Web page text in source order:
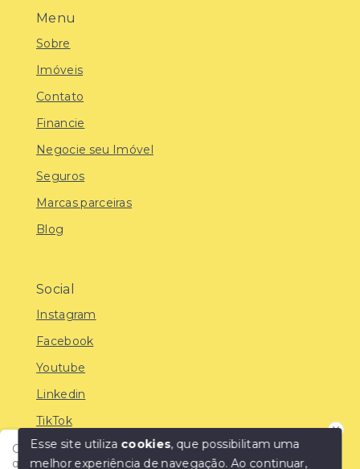
Olá! Encontre o imóvel ideal com a IMOBREUNIG®:
qualidade, confiança e as melhores oportunidades do
Menu
Sobre
Imóveis
Contato
Financie
Negocie seu Imóvel
Seguros
Marcas parceiras
Blog
Social
Instagram
Facebook
Youtube
Linkedin
TikTok
Esse site utiliza cookies, que possibilitam uma
melhor experiência de navegação.Ao continuar,